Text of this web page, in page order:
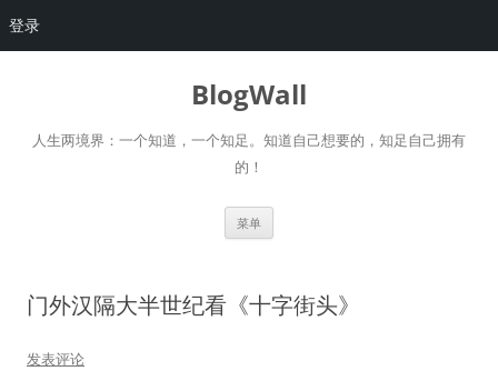
登录
跳
BlogWall
人生两境界：一个知道，一个知足。知道自己想要的，知足自己拥有
的！
菜单
门外汉隔大半世纪看《十字街头》
发表评论